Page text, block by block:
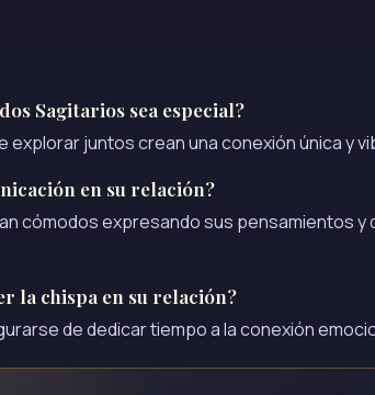
Sagitarios sea especial?
explorar juntos crean una conexión única y
en su relación?
cómodos expresando sus pensamientos
la chispa en su relación?
de dedicar tiempo a la conexión